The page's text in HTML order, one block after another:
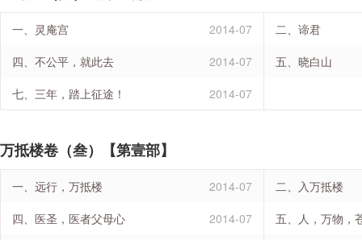
一、灵庵宫 2014-07
二、谛君
四、不公平，就此去
2014-07
五、晓白山
七、三年，踏上征途！
2014-07
万抵楼卷（叁）【第壹部】
一、远行，万抵楼 2014-07
二、入万抵楼
四、医圣，医者父母心
2014-07
五、人，万物，